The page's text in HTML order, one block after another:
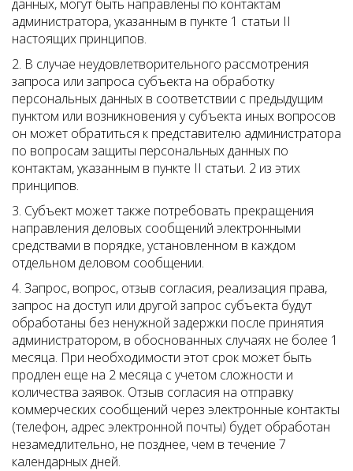
данных, могут быть направлены по контактам
администратора, указанным в пункте 1 статьи II
настоящих принципов.
2. В случае неудовлетворительного рассмотрения
запроса или запроса субъекта на обработку
персональных данных в соответствии с предыдущим
пунктом или возникновения у субъекта иных вопросов
он может обратиться к представителю администратора
по вопросам защиты персональных данных по
контактам, указанным в пункте II статьи. 2 из этих
принципов.
3. Субъект может также потребовать прекращения
направления деловых сообщений электронными
средствами в порядке, установленном в каждом
отдельном деловом сообщении.
4. Запрос, вопрос, отзыв согласия, реализация права,
запрос на доступ или другой запрос субъекта будут
обработаны без ненужной задержки после принятия
администратором, в обоснованных случаях не более 1
месяца. При необходимости этот срок может быть
продлен еще на 2 месяца с учетом сложности и
количества заявок. Отзыв согласия на отправку
коммерческих сообщений через электронные контакты
(телефон, адрес электронной почты) будет обработан
незамедлительно, не позднее, чем в течение 7
календарных дней.